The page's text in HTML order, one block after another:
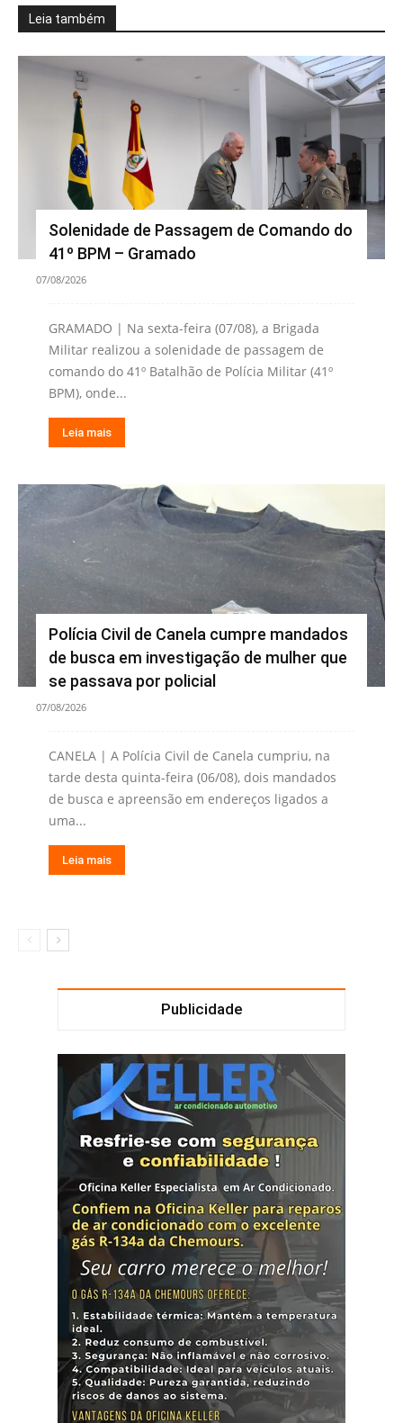
Leia também
Solenidade de Passagem de Comando do
41º BPM – Gramado
07/08/2026
GRAMADO | Na sexta-feira (07/08), a Brigada
Militar realizou a solenidade de passagem de
comando do 41º Batalhão de Polícia Militar (41º
BPM), onde...
Leia mais
Polícia Civil de Canela cumpre mandados
de busca em investigação de mulher que
se passava por policial
07/08/2026
CANELA | A Polícia Civil de Canela cumpriu, na
tarde desta quinta-feira (06/08), dois mandados
de busca e apreensão em endereços ligados a
uma...
Leia mais
Publicidade